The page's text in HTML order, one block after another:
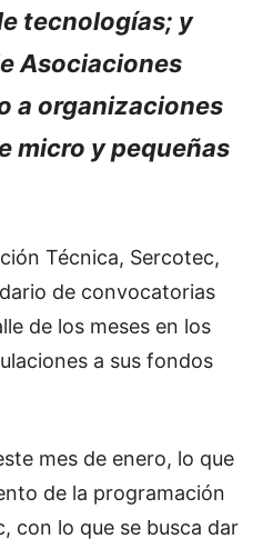
tecnologías; y
Asociaciones
a organizaciones
micro y pequeñas
Técnica, Sercotec,
de convocatorias
de los meses en los
a sus fondos
mes de enero, lo que
de la programación
con lo que se busca dar